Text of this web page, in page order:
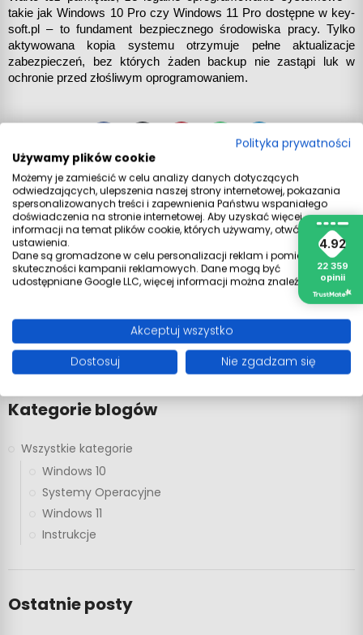
4.92
22 359
opinii
takie jak Windows 10 Pro czy Windows 11 Pro dostępne w key-
soft.pl – to fundament bezpiecznego środowiska pracy. Tylko
aktywowana kopia systemu otrzymuje pełne aktualizacje
zabezpieczeń, bez których żaden backup nie zastąpi luk w
ochronie przed złośliwym oprogramowaniem.
NOWSZY
Wyszukiwanie blogów
Kategorie blogów
Wszystkie kategorie
Windows 10
Systemy Operacyjne
Windows 11
Instrukcje
Ostatnie posty
Polityka prywatności
Używamy plików cookie
Możemy je zamieścić w celu analizy danych dotyczących
odwiedzających, ulepszenia naszej strony internetowej, pokazania
spersonalizowanych treści i zapewnienia Państwu wspaniałego
doświadczenia na stronie internetowej. Aby uzyskać więcej
informacji na temat plików cookie, których używamy, otwórz
ustawienia.
Dane są gromadzone w celu personalizacji reklam i pomiaru
skuteczności kampanii reklamowych. Dane mogą być
udostępniane Google LLC, więcej informacji można znaleźć
tutaj.
Akceptuj wszystko
Dostosuj
Nie zgadzam się